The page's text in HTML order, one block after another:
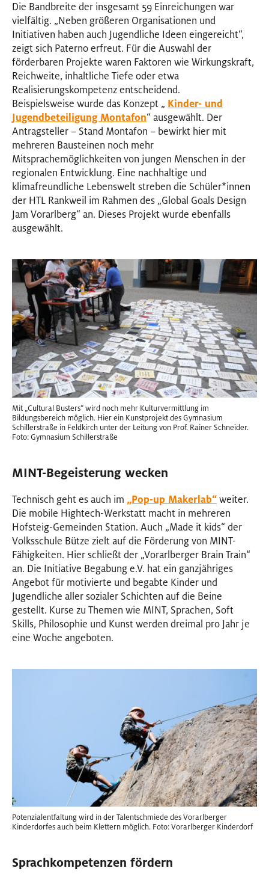
Die Bandbreite der insgesamt 59 Einreichungen war
vielfältig. „Neben größeren Organisationen und
Initiativen haben auch Jugendliche Ideen eingereicht“,
zeigt sich Paterno erfreut. Für die Auswahl der
förderbaren Projekte waren Faktoren wie Wirkungskraft,
Reichweite, inhaltliche Tiefe oder etwa
Realisierungskompetenz entscheidend.
Beispielsweise wurde das Konzept „ Kinder- und
Jugendbeteiligung Montafon“ ausgewählt. Der
Antragsteller – Stand Montafon – bewirkt hier mit
mehreren Bausteinen noch mehr
Mitsprachemöglichkeiten von jungen Menschen in der
regionalen Entwicklung. Eine nachhaltige und
klimafreundliche Lebenswelt streben die Schüler*innen
der HTL Rankweil im Rahmen des „Global Goals Design
Jam Vorarlberg“ an. Dieses Projekt wurde ebenfalls
ausgewählt.
Mit „Cultural Busters“ wird noch mehr Kulturvermittlung im
Bildungsbereich möglich. Hier ein Kunstprojekt des Gymnasium
Schillerstraße in Feldkirch unter der Leitung von Prof. Rainer Schneider.
Foto: Gymnasium Schillerstraße
MINT-Begeisterung wecken
Technisch geht es auch im „Pop-up Makerlab“weiter.
Die mobile Hightech-Werkstatt macht in mehreren
Hofsteig-Gemeinden Station. Auch „Made it kids“ der
Volksschule Bütze zielt auf die Förderung von MINT-
Fähigkeiten. Hier schließt der „Vorarlberger Brain Train“
an. Die Initiative Begabung e.V. hat ein ganzjähriges
Angebot für motivierte und begabte Kinder und
Jugendliche aller sozialer Schichten auf die Beine
gestellt. Kurse zu Themen wie MINT, Sprachen, Soft
Skills, Philosophie und Kunst werden dreimal pro Jahr je
eine Woche angeboten.
Potenzialentfaltung wird in der Talentschmiede des Vorarlberger
Kinderdorfes auch beim Klettern möglich. Foto: Vorarlberger Kinderdorf
Sprachkompetenzen fördern